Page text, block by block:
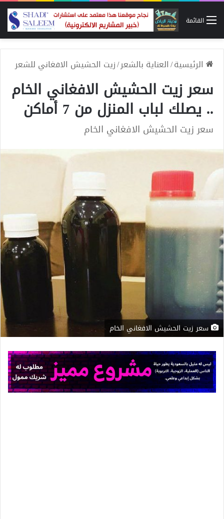
القائمة
الرئيسية/العناية بالشعر/زيت الحشيش الافغاني للشعر
سعر زيت الحشيش الافغاني الخام
.. يصلك لباب المنزل من 7 أماكن
سعر زيت الحشيش الافغاني الخام
سعر زيت الحشيش الافغاني الخام